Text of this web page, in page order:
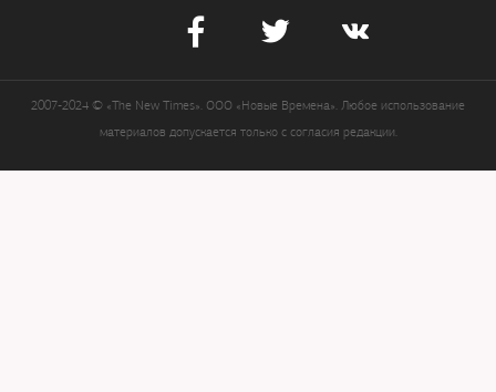
2007-2024 © «The New Times». ООО «Новые Времена». Любое использование
материалов допускается только с согласия редакции.